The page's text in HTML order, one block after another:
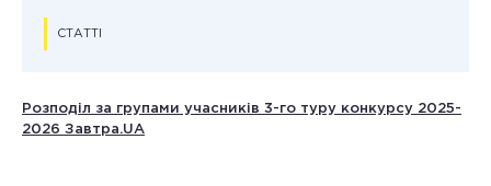
СТАТТІ
Розподіл за групами учасників 3-го туру конкурсу 2025-
2026 Завтра.UA